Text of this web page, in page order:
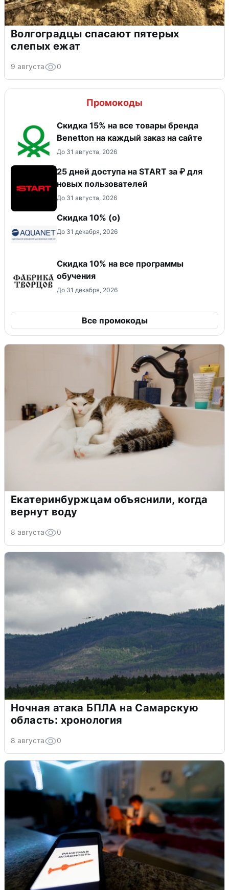
Волгоградцы спасают пятерых
слепых ежат
9 августа 0
Промокоды
Скидка 15% на все товары бренда
Benetton на каждый заказ на сайте
До 31 августа, 2026
25 дней доступа на START за ₽ для
новых пользователей
До 31 августа, 2026
Скидка 10% (о)
До 31 декабря, 2026
Скидка 10% на все программы
обучения
До 31 декабря, 2026
Все промокоды
Екатеринбуржцам объяснили, когда
вернут воду
8 августа 0
Ночная атака БПЛА на Самарскую
область: хронология
8 августа 0